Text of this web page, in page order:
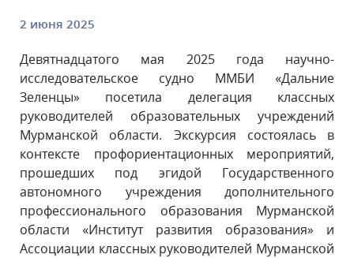
2 июня 2025
Девятнадцатого мая 2025 года научно-
исследовательское судно ММБИ «Дальние
Зеленцы» посетила делегация классных
руководителей образовательных учреждений
Мурманской области. Экскурсия состоялась в
контексте профориентационных мероприятий,
прошедших под эгидой Государственного
автономного учреждения дополнительного
профессионального образования Мурманской
области «Институт развития образования» и
Ассоциации классных руководителей Мурманской